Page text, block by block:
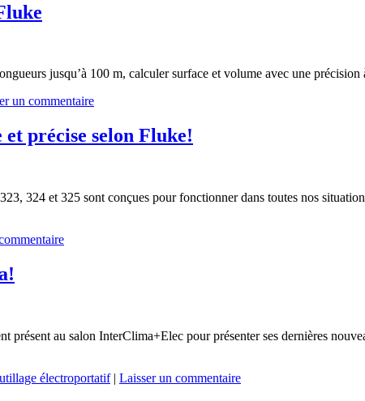
jusqu’à 100 m, calculer surface et volume avec une précision
un commentaire
précise selon Fluke!
324 et 325 sont conçues pour fonctionner dans toutes nos
au salon InterClima+Elec pour présenter ses dernières
électroportatif | Laisser un commentaire